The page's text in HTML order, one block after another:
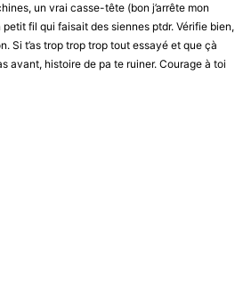
un vrai casse-tête (bon j’arrête mon
petit fil qui faisait des siennes ptdr. Vérifie bien,
Si t’as trop trop trop tout essayé et que çà
avant, histoire de pa te ruiner. Courage à toi